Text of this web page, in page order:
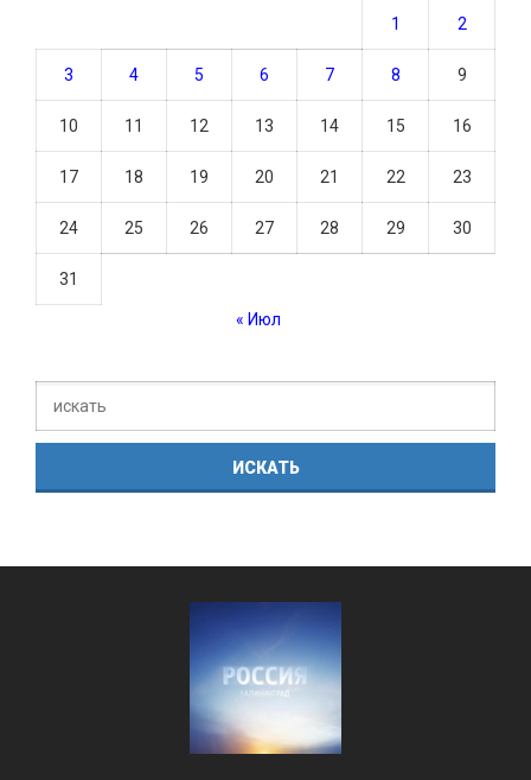
1 2
3 4 5 6 7 8 9
10 11 12 13 14 15 16
17 18 19 20 21 22 23
24 25 26 27 28 29 30
31
« Июл